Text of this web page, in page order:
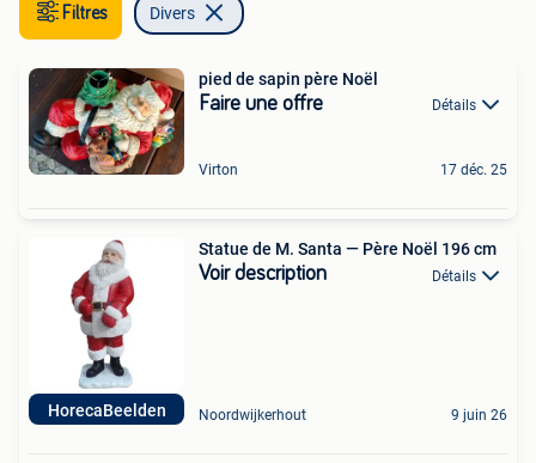
Filtres Divers
pied de sapin père Noël
Faire une offre Détails
Virton 17 déc. 25
HorecaBeelden
Statue de M. Santa — Père Noël 196 cm
Voir description Détails
Noordwijkerhout 9 juin 26